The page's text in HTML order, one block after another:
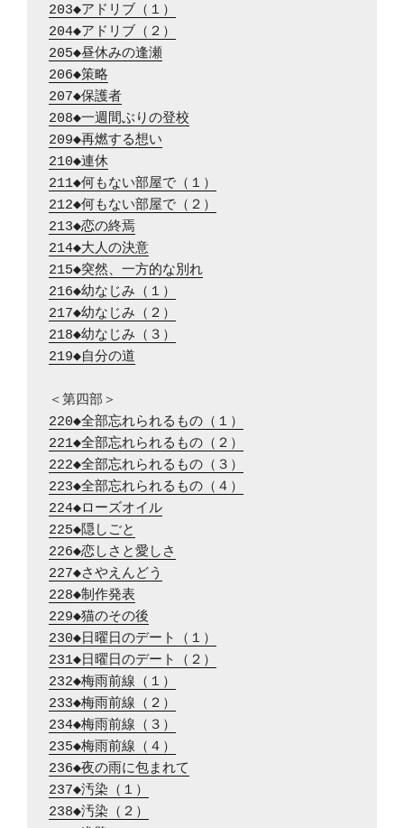
203◆アドリブ（１）
204◆アドリブ（２）
205◆昼休みの逢瀬
206◆策略
207◆保護者
208◆一週間ぶりの登校
209◆再燃する想い
210◆連休
211◆何もない部屋で（１）
212◆何もない部屋で（２）
213◆恋の終焉
214◆大人の決意
215◆突然、一方的な別れ
216◆幼なじみ（１）
217◆幼なじみ（２）
218◆幼なじみ（３）
219◆自分の道
220◆全部忘れられるもの（１）
221◆全部忘れられるもの（２）
222◆全部忘れられるもの（３）
223◆全部忘れられるもの（４）
224◆ローズオイル
225◆隠しごと
226◆恋しさと愛しさ
227◆さやえんどう
228◆制作発表
229◆猫のその後
230◆日曜日のデート（１）
231◆日曜日のデート（２）
232◆梅雨前線（１）
233◆梅雨前線（２）
234◆梅雨前線（３）
235◆梅雨前線（４）
236◆夜の雨に包まれて
237◆汚染（１）
238◆汚染（２）